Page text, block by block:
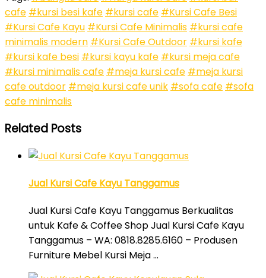
cafe #kursi besi kafe #kursi cafe #Kursi Cafe Besi
#Kursi Cafe Kayu #Kursi Cafe Minimalis #kursi cafe
minimalis modern #Kursi Cafe Outdoor #kursi kafe
#kursi kafe besi #kursi kayu kafe #kursi meja cafe
#kursi minimalis cafe #meja kursi cafe #meja kursi
cafe outdoor #meja kursi cafe unik #sofa cafe #sofa
cafe minimalis
Related Posts
Jual Kursi Cafe Kayu Tanggamus
Jual Kursi Cafe Kayu Tanggamus Berkualitas
untuk Kafe & Coffee Shop Jual Kursi Cafe Kayu
Tanggamus – WA: 0818.8285.6160 – Produsen
Furniture Mebel Kursi Meja …